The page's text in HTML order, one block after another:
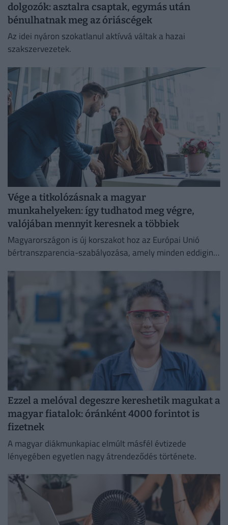
dolgozók: asztalra csaptak, egymás után
bénulhatnak meg az óriáscégek
Az idei nyáron szokatlanul aktívvá váltak a hazai
szakszervezetek.
Vége a titkolózásnak a magyar
munkahelyeken: így tudhatod meg végre,
valójában mennyit keresnek a többiek
Magyarországon is új korszakot hoz az Európai Unió
bértranszparencia-szabályozása, amely minden eddiginél
Ezzel a melóval degeszre kereshetik magukat a
magyar fiatalok: óránként 4000 forintot is
fizetnek
A magyar diákmunkapiac elmúlt másfél évtizede
lényegében egyetlen nagy átrendeződés története.